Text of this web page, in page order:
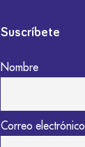
Suscríbete
Nombre
Correo electrónico